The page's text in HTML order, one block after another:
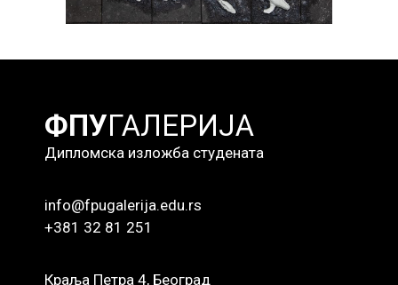
ФПУГАЛЕРИЈА
Дипломска изложба студената
info@fpugalerija.edu.rs
+381 32 81 251
Краља Петра 4, Београд